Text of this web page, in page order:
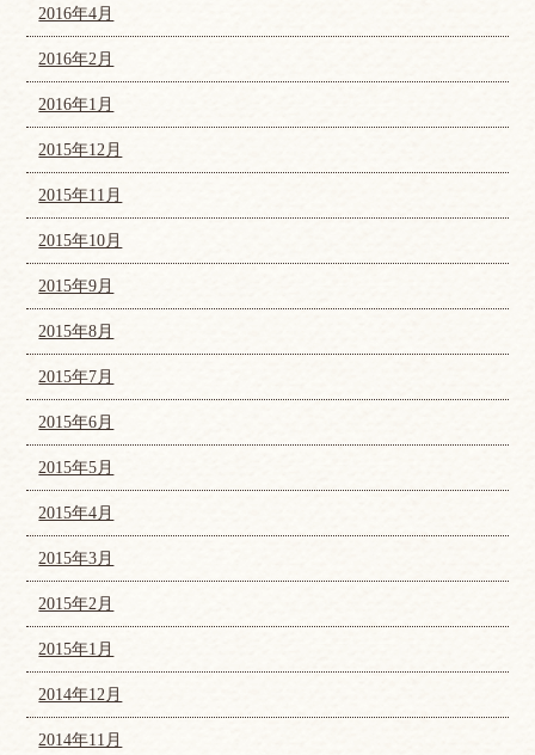
2016年4月
2016年2月
2016年1月
2015年12月
2015年11月
2015年10月
2015年9月
2015年8月
2015年7月
2015年6月
2015年5月
2015年4月
2015年3月
2015年2月
2015年1月
2014年12月
2014年11月